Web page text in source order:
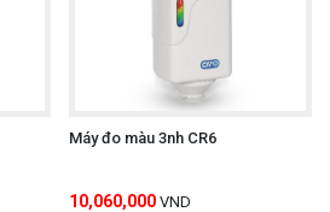
Máy đo màu 3nh CR6
10,060,000 VND